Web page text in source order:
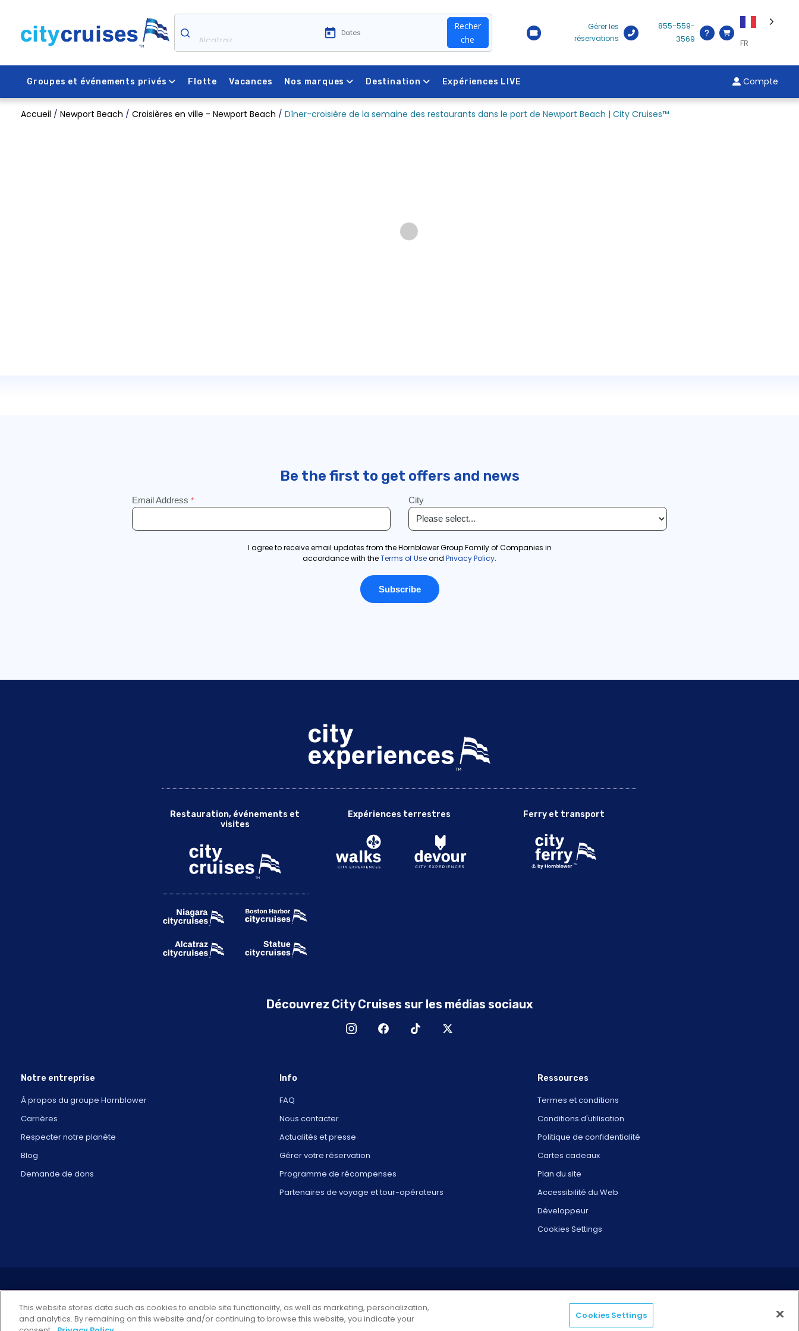
content
Alcatraz
Recher
che
Gérer les
réservations
855-559-
3569
FR
Groupes et événements privés Flotte Vacances Nos marques Destination Expériences LIVE Compte
Accueil / Newport Beach / Croisières en ville - Newport Beach / Dîner-croisière de la semaine des restaurants dans le port de Newport Beach | City Cruises™
Restauration, événements et
visites
Expériences terrestres Ferry et transport
Découvrez City Cruises sur les médias sociaux
Notre entreprise
À propos du groupe Hornblower
Carrières
Respecter notre planète
Blog
Demande de dons
Info
FAQ
Nous contacter
Actualités et presse
Gérer votre réservation
Programme de récompenses
Partenaires de voyage et tour-opérateurs
Ressources
Termes et conditions
Conditions d'utilisation
Politique de confidentialité
Cartes cadeaux
Plan du site
Accessibilité du Web
Développeur
Cookies Settings
2025 City Experiences™
4901 Vineland Rd., Ste. 200, Orlando, FL 32811
This website stores data such as cookies to enable site functionality, as well as marketing, personalization,
and analytics. By remaining on this website and/or continuing to browse this website, you indicate your
Cookies Settings